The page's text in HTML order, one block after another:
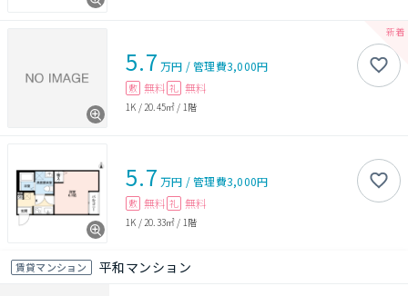
5.7 万円 /管理費3,000円
敷 無料 礼 無料
1K / 20.45㎡ / 1階
5.7 万円 /管理費3,000円
敷 無料 礼 無料
1K / 20.33㎡ / 1階
賃貸マンション 平和マンション